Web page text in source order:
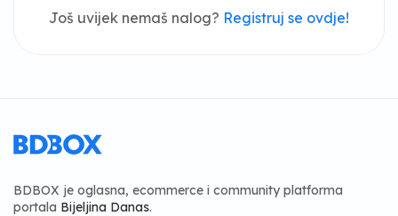
Još uvijek nemaš nalog? Registruj se ovdje!
BDBOX je oglasna, ecommerce i community platforma
portala Bijeljina Danas.